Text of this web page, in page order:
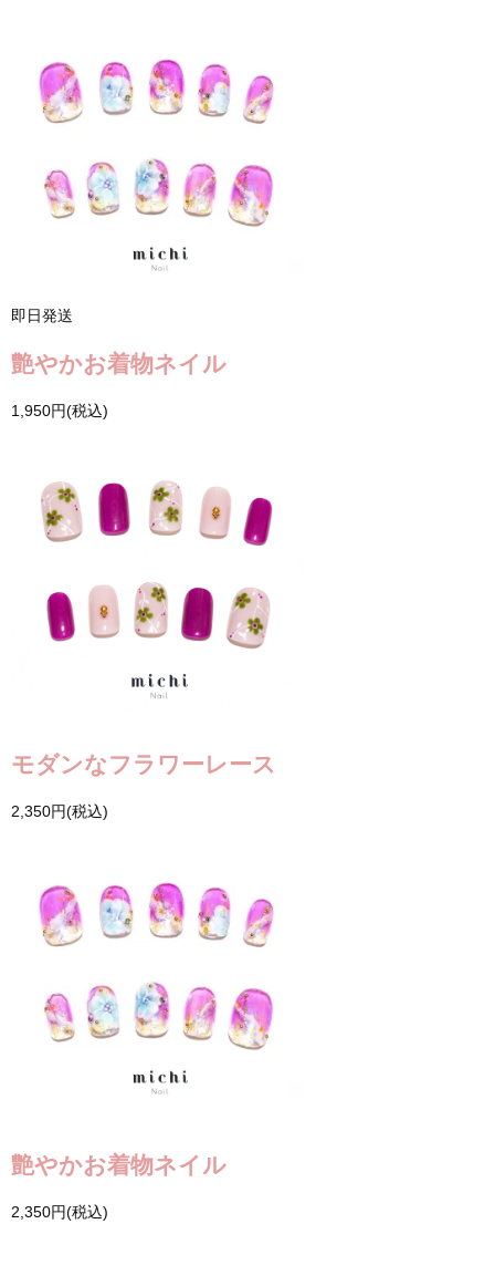
即日発送
艶やかお着物ネイル
1,950円(税込)
モダンなフラワーレース
2,350円(税込)
艶やかお着物ネイル
2,350円(税込)